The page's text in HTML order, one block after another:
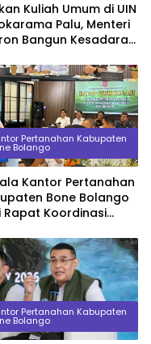
Kuliah Umum di UIN
Palu, Menteri
Bangun Kesadaran
Tanah
Pertanahan Kabupaten
Bolango
Kantor Pertanahan
Bone Bolango
Rapat Koordinasi
Tanah Pemerintah
Pertanahan Kabupaten
Bolango